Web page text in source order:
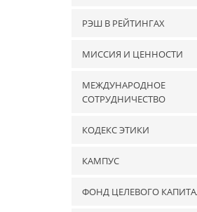
РЭШ В РЕЙТИНГАХ
МИССИЯ И ЦЕННОСТИ
МЕЖДУНАРОДНОЕ
СОТРУДНИЧЕСТВО
КОДЕКС ЭТИКИ
КАМПУС
ФОНД ЦЕЛЕВОГО